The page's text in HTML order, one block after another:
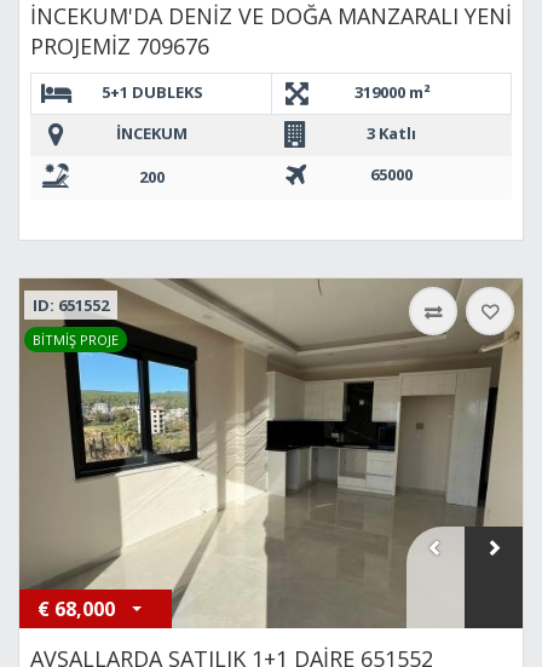
İNCEKUM'DA DENİZ VE DOĞA MANZARALI YENİ
PROJEMİZ 709676
5+1 DUBLEKS
319000 m²
İNCEKUM
3 Katlı
200
65000
ID: 651552
BİTMİŞ PROJE
€ 68,000
AVSALLARDA SATILIK 1+1 DAİRE 651552